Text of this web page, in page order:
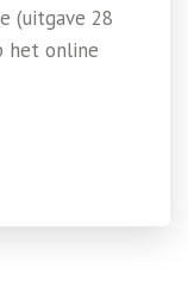
(uitgave 28
het online